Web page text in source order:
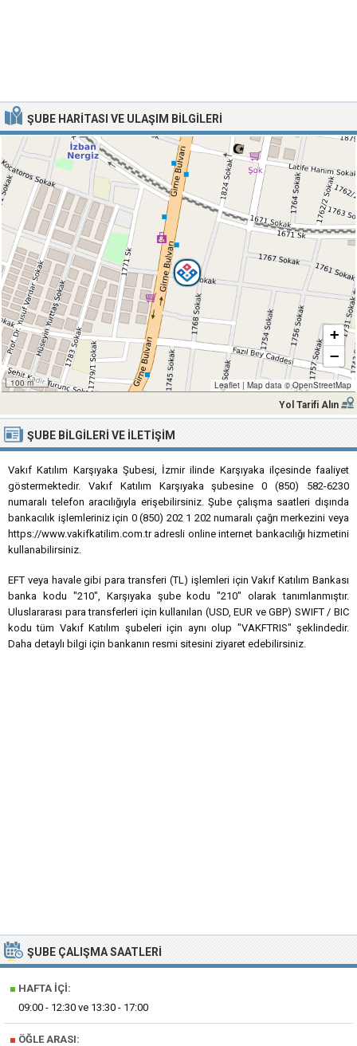
ŞUBE HARITASI VE ULAŞIM BILGILERI
100 m
+
−
Leaflet | Map data ©OpenStreetMap
Yol Tarifi Alın
ŞUBE BILGILERI VE İLETIŞIM
Vakıf Katılım Karşıyaka Şubesi, İzmir ilinde Karşıyaka ilçesinde faaliyet
göstermektedir. Vakıf Katılım Karşıyaka şubesine 0 (850) 582-6230
numaralı telefon aracılığıyla erişebilirsiniz. Şube çalışma saatleri dışında
bankacılık işlemleriniz için 0 (850) 202 1 202 numaralı çağrı merkezini veya
https://www.vakifkatilim.com.tr adresli online internet bankacılığı hizmetini
kullanabilirsiniz.
EFT veya havale gibi para transferi (TL) işlemleri için Vakıf Katılım Bankası
banka kodu "210", Karşıyaka şube kodu "210" olarak tanımlanmıştır.
Uluslararası para transferleri için kullanılan (USD, EUR ve GBP) SWIFT / BIC
kodu tüm Vakıf Katılım şubeleri için aynı olup "VAKFTRIS" şeklindedir.
Daha detaylı bilgi için bankanın resmi sitesini ziyaret edebilirsiniz.
ŞUBE ÇALIŞMA SAATLERI
■ HAFTA İÇI:
09:00 - 12:30 ve 13:30 - 17:00
■ ÖĞLE ARASI: